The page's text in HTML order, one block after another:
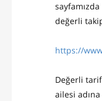
değerli
https://
Değerli
ailesi